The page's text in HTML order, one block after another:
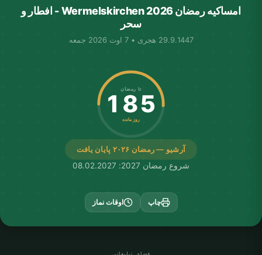
امساکیه رمضان Wermelskirchen 2026 - افطار و
سحر
29.9.1447 هجری • 7 اوت 2026 جمعه
آرشیو — رمضان ۲۰۲۶ پایان یافت
تا رمضان
185
روز مانده
شروع رمضان 2027: 08.02.2027
چاپ اوقات نماز
فضای تبلیغاتی